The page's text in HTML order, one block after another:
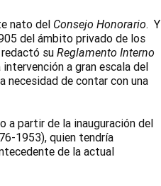
nato del Consejo Honorario. Y
del ámbito privado de los
su Reglamento Interno
a gran escala del
necesidad de contar con una
partir de la inauguración del
1953), quien tendría
de la actual